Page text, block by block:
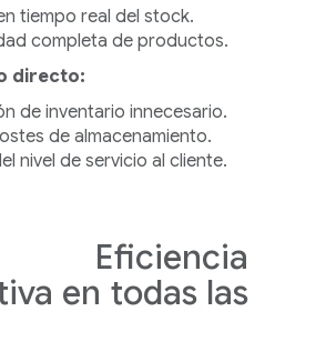
tiempo real del stock.
completa de productos.
directo:
de inventario innecesario.
de almacenamiento.
nivel de servicio al cliente.
en todas las